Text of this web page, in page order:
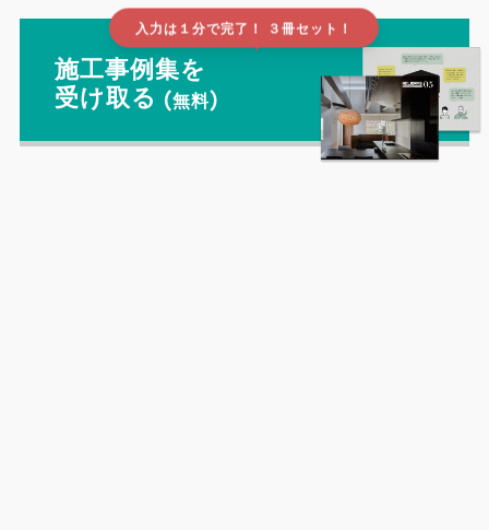
入力は１分で完了！ ３冊セット！
▲
施工事例集を
受け取る (無料)